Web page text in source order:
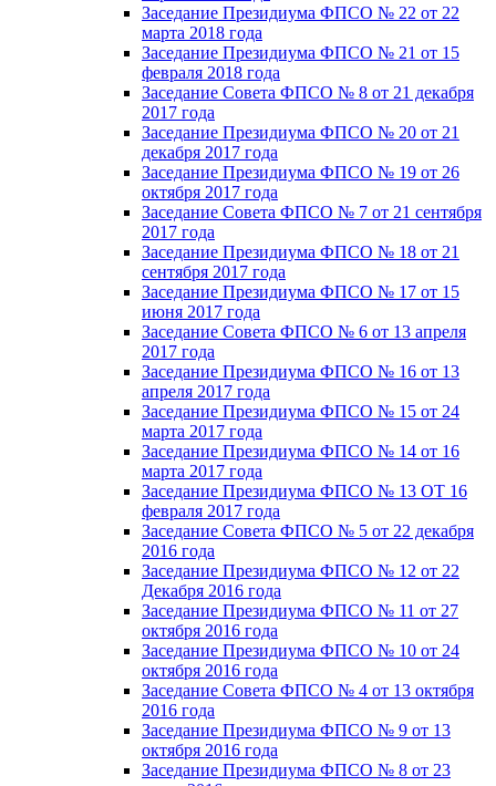
Заседание Президиума ФПСО № 22 от 22
марта 2018 года
Заседание Президиума ФПСО № 21 от 15
февраля 2018 года
Заседание Совета ФПСО № 8 от 21 декабря
2017 года
Заседание Президиума ФПСО № 20 от 21
декабря 2017 года
Заседание Президиума ФПСО № 19 от 26
октября 2017 года
Заседание Совета ФПСО № 7 от 21 сентября
2017 года
Заседание Президиума ФПСО № 18 от 21
сентября 2017 года
Заседание Президиума ФПСО № 17 от 15
июня 2017 года
Заседание Совета ФПСО № 6 от 13 апреля
2017 года
Заседание Президиума ФПСО № 16 от 13
апреля 2017 года
Заседание Президиума ФПСО № 15 от 24
марта 2017 года
Заседание Президиума ФПСО № 14 от 16
марта 2017 года
Заседание Президиума ФПСО № 13 ОТ 16
февраля 2017 года
Заседание Совета ФПСО № 5 от 22 декабря
2016 года
Заседание Президиума ФПСО № 12 от 22
Декабря 2016 года
Заседание Президиума ФПСО № 11 от 27
октября 2016 года
Заседание Президиума ФПСО № 10 от 24
октября 2016 года
Заседание Совета ФПСО № 4 от 13 октября
2016 года
Заседание Президиума ФПСО № 9 от 13
октября 2016 года
Заседание Президиума ФПСО № 8 от 23